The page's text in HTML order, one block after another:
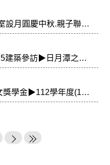
設月圓慶中秋.親子聯誼
建築參訪▶日月潭之旅
獎學金▶112學年度(113)